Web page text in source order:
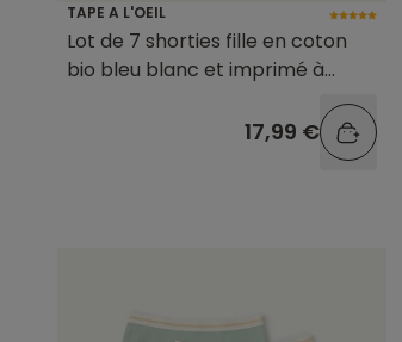
TAPE A L'OEIL
Lot de 7 shorties fille en coton
bio bleu blanc et imprimé à
17,99 €